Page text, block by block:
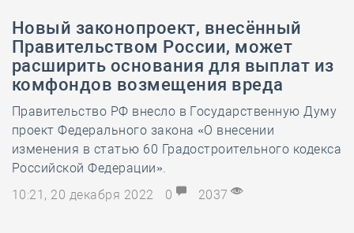
Новый законопроект, внесённый
Правительством России, может
расширить основания для выплат из
комфондов возмещения вреда
Правительство РФ внесло в Государственную Думу
проект Федерального закона «О внесении
изменения в статью 60 Градостроительного кодекса
Российской Федерации».
10:21, 20 декабря 2022
0 2037